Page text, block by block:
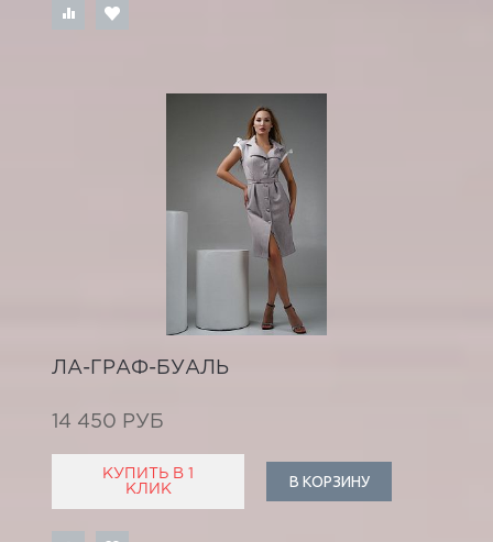
ЛА-ГРАФ-БУАЛЬ
14 450 РУБ
КУПИТЬ В 1
КЛИК
В КОРЗИНУ